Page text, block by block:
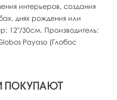
интерьеров, создания
днях рождения или
12"/30см. Производитель:
Payaso (Глобос
покупают